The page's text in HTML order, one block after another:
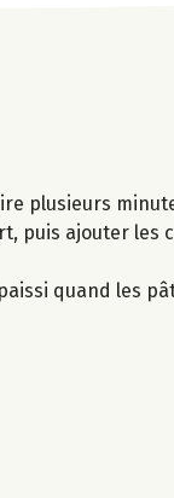
plusieurs
puis ajouter les
quand les